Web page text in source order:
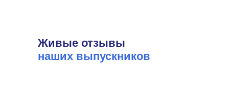
Живые отзывы
наших выпускников